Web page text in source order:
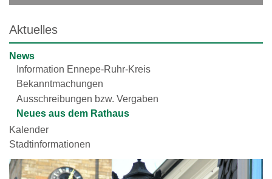
Aktuelles
News
Information Ennepe-Ruhr-Kreis
Bekanntmachungen
Ausschreibungen bzw. Vergaben
Neues aus dem Rathaus
Kalender
Stadtinformationen